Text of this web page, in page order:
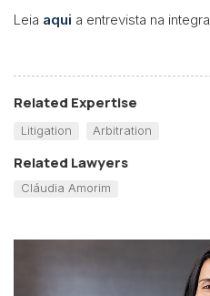
Leia aqui a entrevista na
Related Expertise
Litigation Arbitration
Related Lawyers
Cláudia Amorim